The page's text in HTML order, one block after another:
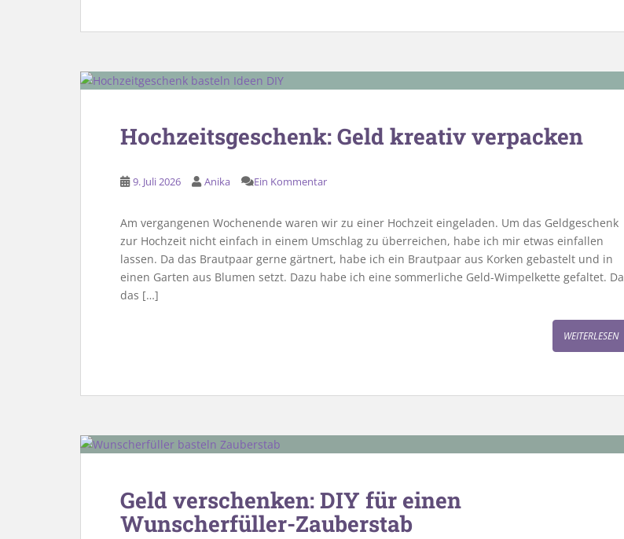
Hochzeitsgeschenk: Geld kreativ verpacken
9. Juli 2026 Anika Ein Kommentar
Am vergangenen Wochenende waren wir zu einer Hochzeit eingeladen. Um das Geldgeschenk
zur Hochzeit nicht einfach in einem Umschlag zu überreichen, habe ich mir etwas einfallen
lassen. Da das Brautpaar gerne gärtnert, habe ich ein Brautpaar aus Korken gebastelt und in
einen Garten aus Blumen setzt. Dazu habe ich eine sommerliche Geld-Wimpelkette gefaltet. Da
das […]
WEITERLESEN
Geld verschenken: DIY für einen
Wunscherfüller-Zauberstab